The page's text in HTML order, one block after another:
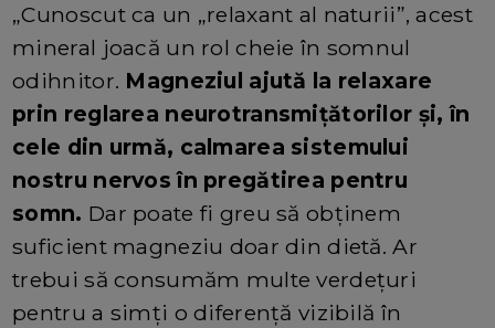
„Cunoscut ca un „relaxant al naturii”, acest
mineral joacă un rol cheie în somnul
odihnitor. Magneziul ajută la relaxare
prin reglarea neurotransmițătorilor și, în
cele din urmă, calmarea sistemului
nostru nervos în pregătirea pentru
somn. Dar poate fi greu să obținem
suficient magneziu doar din dietă. Ar
trebui să consumăm multe verdețuri
pentru a simți o diferență vizibilă în